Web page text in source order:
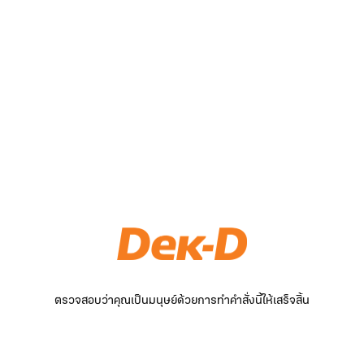
ตรวจสอบว่าคุณเป็นมนุษย์ด้วยการทำคำสั่งนี้ให้เสร็จสิ้น